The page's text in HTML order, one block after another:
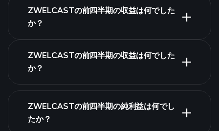
決算カレンダー
ZWELCASTの前四半期の収益は何でした
か？
ZWELCASTの前四半期の収益は何でした
か？
財務
ZWELCASTの前四半期の純利益は何でし
たか？